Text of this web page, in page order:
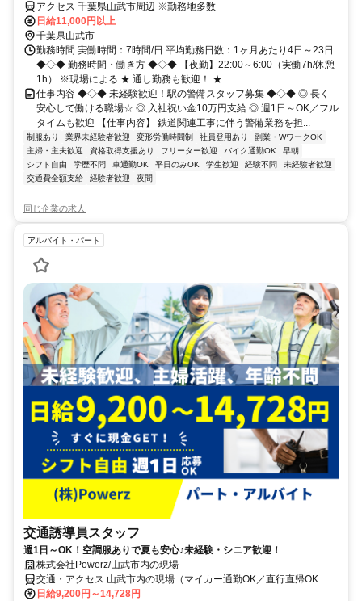
アクセス 千葉県山武市周辺 ※勤務地多数
日給11,000円以上
千葉県山武市
勤務時間 実働時間：7時間/日 平均勤務日数：1ヶ月あたり4日～23日
◆◇◆ 勤務時間・働き方 ◆◇◆ 【夜勤】22:00～6:00（実働7h/休憩
1h） ※現場による ★ 通し勤務も歓迎！ ★...
仕事内容 ◆◇◆ 未経験歓迎！駅の警備スタッフ募集 ◆◇◆ ◎ 長く
安心して働ける職場☆ ◎ 入社祝い金10万円支給 ◎ 週1日～OK／フル
タイムも歓迎 【仕事内容】 鉄道関連工事に伴う警備業務を担...
制服あり 業界未経験者歓迎 変形労働時間制 社員登用あり
副業・WワークOK
主婦・主夫歓迎
資格取得支援あり フリーター歓迎 バイク通勤OK
早朝
シフト自由
学歴不問 車通勤OK 平日のみOK 学生歓迎 経験不問
未経験者歓迎
交通費全額支給
経験者歓迎 夜間
同じ企業の求人
アルバイト・パート
交通誘導員スタッフ
週1日～OK！空調服ありで夏も安心♪未経験・シニア歓迎！
株式会社Powerz/山武市内の現場
交通・アクセス 山武市内の現場（マイカー通勤OK／直行直帰OK ／
交通費は別途全額支給）※他、成田市、佐倉市、匝瑳市、東金市な
日給9,200円～14,728円